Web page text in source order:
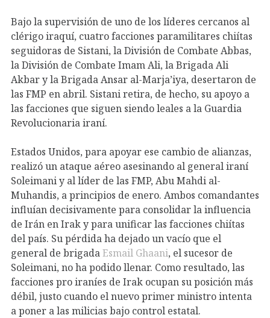
Bajo la supervisión de uno de los líderes cercanos al
clérigo iraquí, cuatro facciones paramilitares chiítas
seguidoras de Sistani, la División de Combate Abbas,
la División de Combate Imam Ali, la Brigada Ali
Akbar y la Brigada Ansar al-Marja’iya, desertaron de
las FMP en abril. Sistani retira, de hecho, su apoyo a
las facciones que siguen siendo leales a la Guardia
Revolucionaria iraní.
Estados Unidos, para apoyar ese cambio de alianzas,
realizó un ataque aéreo asesinando al general iraní
Soleimani y al líder de las FMP, Abu Mahdi al-
Muhandis, a principios de enero. Ambos comandantes
influían decisivamente para consolidar la influencia
de Irán en Irak y para unificar las facciones chiítas
del país. Su pérdida ha dejado un vacío que el
general de brigadaEsmail Ghaani, el sucesor de
Soleimani, no ha podido llenar. Como resultado, las
facciones pro iraníes de Irak ocupan su posición más
débil, justo cuando el nuevo primer ministro intenta
a poner a las milicias bajo control estatal.